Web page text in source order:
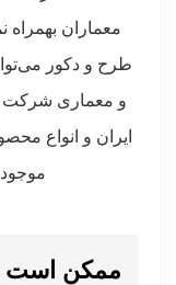
معماران بهمراه
طرح و دکور
و معماری شرکت
ایران و انواع
موجود
ممکن است